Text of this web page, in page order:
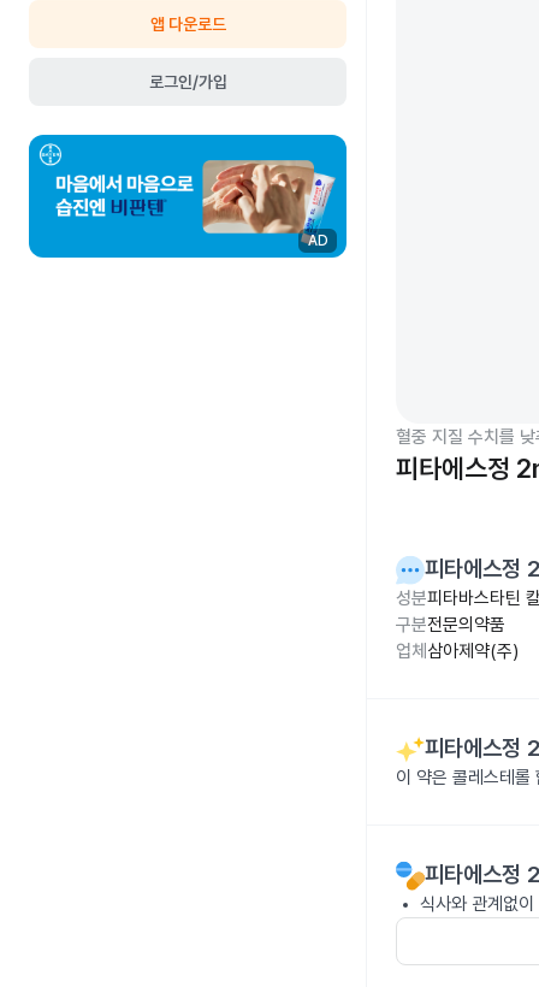
앱 다운로드
로그인/가입
AD
혈중 지질 수치를
피타에스정
피타에스정
성분피타바스타틴
구분전문의약품
업체 삼아제약(주)
피타에스정
이 약은 콜레스테롤
피타에스정
식사와 관계없